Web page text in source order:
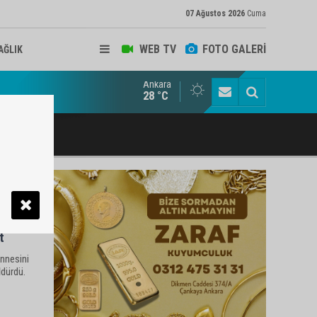
07 Ağustos 2026 Cuma
WEB TV FOTO GALERİ
Esnafının Sesi Ankara Kalkınma Ajansı'nda
Ankara
28 °C